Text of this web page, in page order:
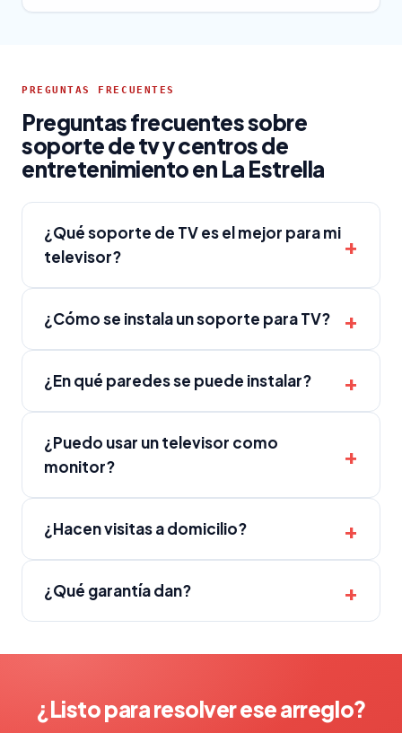
PREGUNTAS FRECUENTES
Preguntas frecuentes sobre
soporte de tv y centros de
entretenimiento en La Estrella
¿Qué soporte de TV es el mejor para mi
televisor?
¿Cómo se instala un soporte para TV?
¿En qué paredes se puede instalar?
¿Puedo usar un televisor como
monitor?
¿Hacen visitas a domicilio?
¿Qué garantía dan?
¿Listo para resolver ese arreglo?